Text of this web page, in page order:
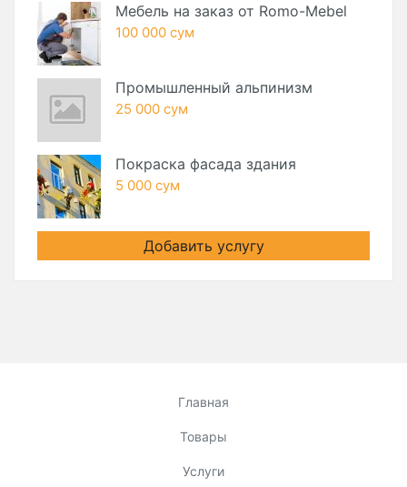
Мебель на заказ от Romo-Mebel
100 000 сум
Промышленный альпинизм
25 000 сум
Покраска фасада здания
5 000 сум
Добавить услугу
Главная
Товары
Услуги